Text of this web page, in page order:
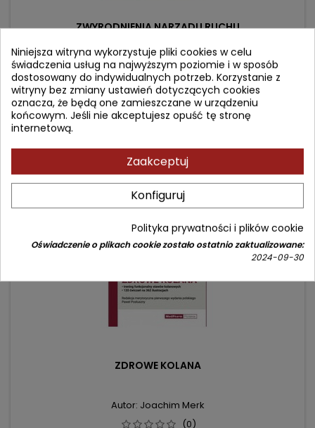
ZWYRODNIENIA NARZĄDU RUCHU
Autor: Jerzy Szczygłowski
(0)
Cena
66,90 złCena
podstawowa
79,00 zł
- 10,10 zł
ZDROWE KOLANA
Autor: Joachim Merk
(0)
favorite_border
Niniejsza witryna wykorzystuje pliki cookies w celu
świadczenia usług na najwyższym poziomie i w sposób
dostosowany do indywidualnych potrzeb. Korzystanie z
witryny bez zmiany ustawień dotyczących cookies
oznacza, że będą one zamieszczane w urządzeniu
końcowym. Jeśli nie akceptujesz opuść tę stronę
internetową.
Zaakceptuj
Konfiguruj
Polityka prywatności i plików cookie
Oświadczenie o plikach cookie zostało ostatnio zaktualizowane:
2024-09-30